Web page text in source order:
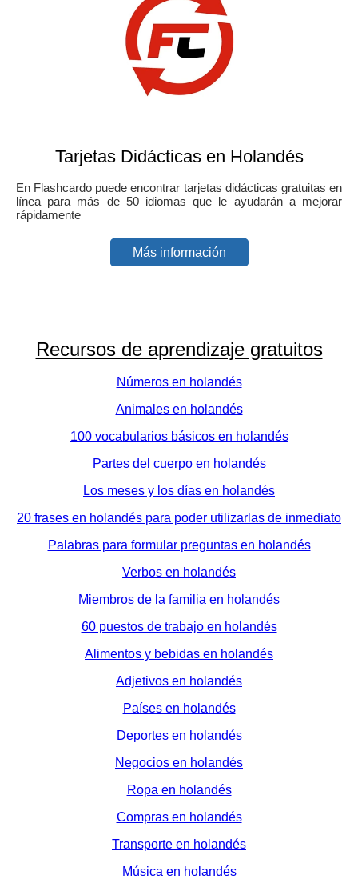
Tarjetas Didácticas en Holandés
En Flashcardo puede encontrar tarjetas didácticas gratuitas en
línea para más de 50 idiomas que le ayudarán a mejorar
rápidamente
Más información
Recursos de aprendizaje gratuitos
Números en holandés
Animales en holandés
100 vocabularios básicos en holandés
Partes del cuerpo en holandés
Los meses y los días en holandés
20 frases en holandés para poder utilizarlas de inmediato
Palabras para formular preguntas en holandés
Verbos en holandés
Miembros de la familia en holandés
60 puestos de trabajo en holandés
Alimentos y bebidas en holandés
Adjetivos en holandés
Países en holandés
Deportes en holandés
Negocios en holandés
Ropa en holandés
Compras en holandés
Transporte en holandés
Música en holandés